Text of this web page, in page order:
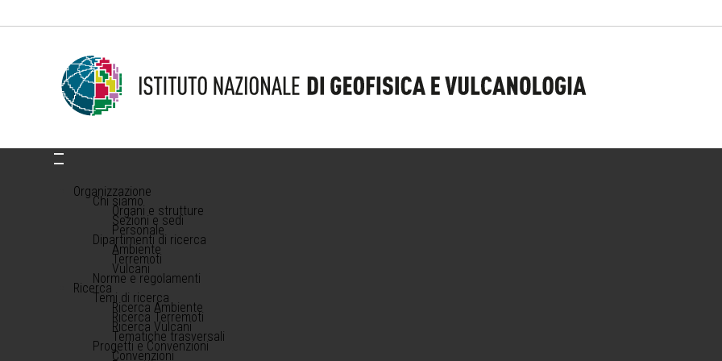
Organizzazione
Chi siamo
Organi e strutture
Sezioni e sedi
Personale
Dipartimenti di ricerca
Ambiente
Terremoti
Vulcani
Norme e regolamenti
Ricerca
Temi di ricerca
Ricerca Ambiente
Ricerca Terremoti
Ricerca Vulcani
Tematiche trasversali
Progetti e Convenzioni
Convenzioni